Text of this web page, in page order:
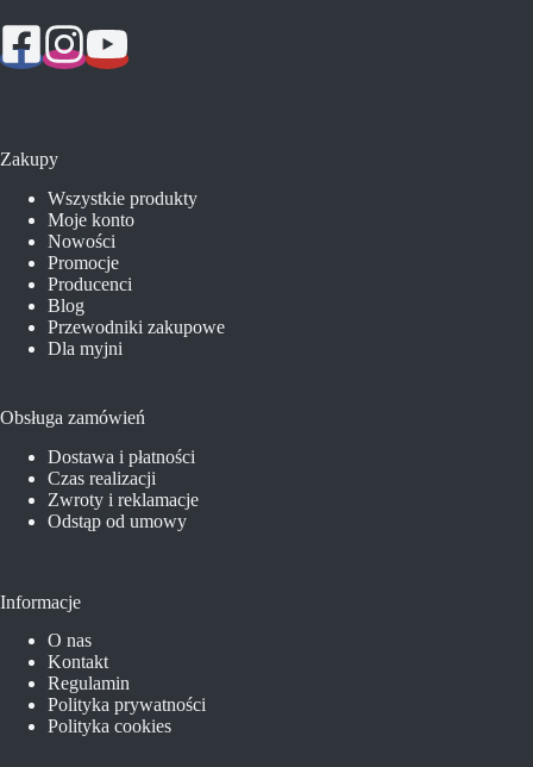
Zakupy
Wszystkie produkty
Moje konto
Nowości
Promocje
Producenci
Blog
Przewodniki zakupowe
Dla myjni
Obsługa zamówień
Dostawa i płatności
Czas realizacji
Zwroty i reklamacje
Odstąp od umowy
Informacje
O nas
Kontakt
Regulamin
Polityka prywatności
Polityka cookies